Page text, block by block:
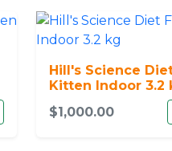
Hill's Science
Kitten Indoor 3.2
$1,000.00